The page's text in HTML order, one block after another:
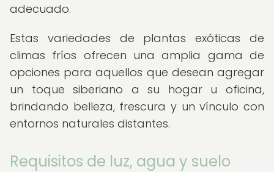
adecuado.
Estas variedades de plantas exóticas de
climas fríos ofrecen una amplia gama de
opciones para aquellos que desean agregar
un toque siberiano a su hogar u oficina,
brindando belleza, frescura y un vínculo con
entornos naturales distantes.
Requisitos de luz, agua y suelo